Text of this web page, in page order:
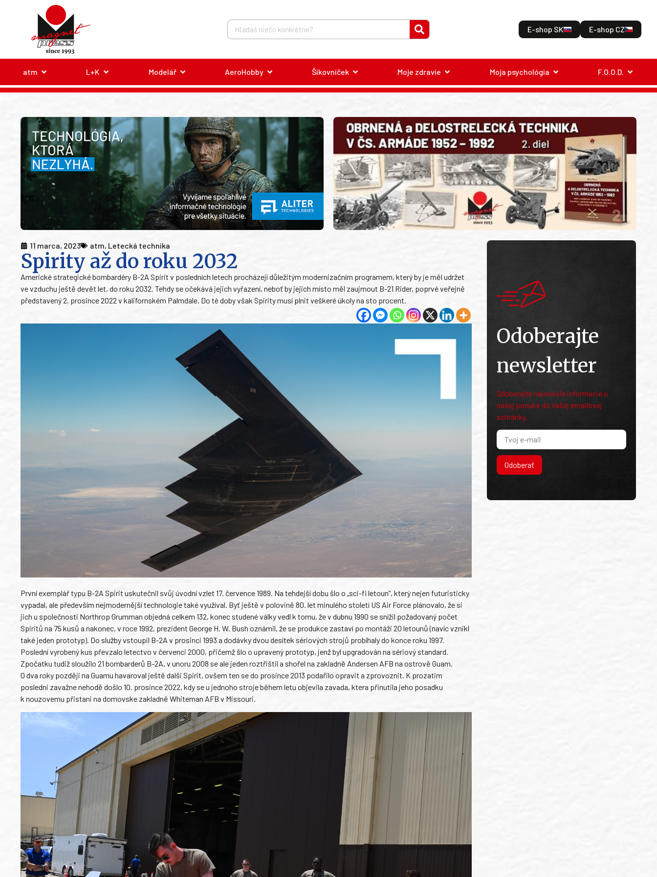
E-shop SK E-shop CZ
atm L+K Modelář AeroHobby Šikovníček Moje zdravie Moja psychológia F.O.O.D.
11 marca, 2023 atm, Letecká technika
Spirity až do roku 2032
Americké strategické bombardéry B-2A Spirit v posledních letech procházejí důležitým modernizačním programem, který by je měl udržet
ve vzduchu ještě devět let, do roku 2032. Tehdy se očekává jejich vyřazení, neboť by jejich místo měl zaujmout B-21 Rider, poprvé veřejně
představený 2. prosince 2022 v kalifornském Palmdale. Do té doby však Spirity musí plnit veškeré úkoly na sto procent.
První exemplář typu B-2A Spirit uskutečnil svůj úvodní vzlet 17. července 1989. Na tehdejší dobu šlo o „sci-fi letoun“, který nejen futuristicky
vypadal, ale především nejmodernější technologie také využíval. Byť ještě v polovině 80. let minulého století US Air Force plánovalo, že si
jich u společnosti Northrop Grumman objedná celkem 132, konec studené války vedl k tomu, že v dubnu 1990 se snížil požadovaný počet
Spiritů na 75 kusů a nakonec, v roce 1992, prezident George H. W. Bush oznámil, že se produkce zastaví po montáži 20 letounů (navíc vznikl
také jeden prototyp). Do služby vstoupil B-2A v prosinci 1993 a dodávky dvou desítek sériových strojů probíhaly do konce roku 1997.
Poslední vyrobený kus převzalo letectvo v červenci 2000, přičemž šlo o upravený prototyp, jenž byl upgradován na sériový standard.
Zpočatku tudiž sloužilo 21 bombarderů B-2A, v unoru 2008 se ale jeden roztřištil a shořel na zakladně Andersen AFB na ostrově Guam.
O dva roky později na Guamu havaroval ještě dalši Spirit, ovšem ten se do prosince 2013 podařilo opravit a zprovoznit. K prozatim
posledni zavažne nehodě došlo 10. prosince 2022, kdy se u jednoho stroje během letu objevila zavada, ktera přinutila jeho posadku
k nouzovemu přistani na domovske zakladně Whiteman AFB v Missouri.
Odoberajte
newsletter
Odoberajte najnovšie informácie o
našej ponuke do Vašej emailovej
schránky.
Odoberať